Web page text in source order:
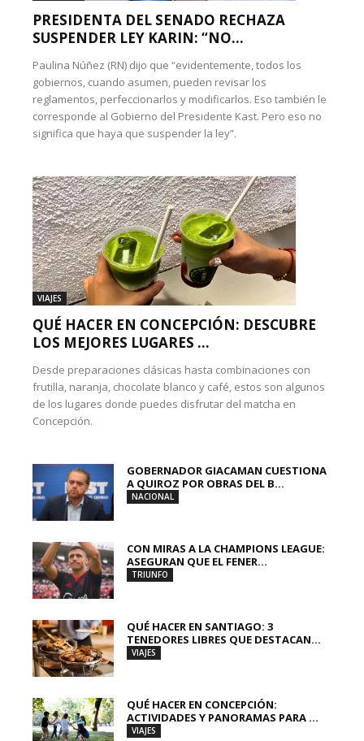
PRESIDENTA DEL SENADO RECHAZA
SUSPENDER LEY KARIN: “NO...
Paulina Núñez (RN) dijo que “evidentemente, todos los
gobiernos, cuando asumen, pueden revisar los
reglamentos, perfeccionarlos y modificarlos. Eso también le
corresponde al Gobierno del Presidente Kast. Pero eso no
significa que haya que suspender la ley”.
VIAJES
QUÉ HACER EN CONCEPCIÓN: DESCUBRE
LOS MEJORES LUGARES ...
Desde preparaciones clásicas hasta combinaciones con
frutilla, naranja, chocolate blanco y café, estos son algunos
de los lugares donde puedes disfrutar del matcha en
Concepción.
GOBERNADOR GIACAMAN CUESTIONA
A QUIROZ POR OBRAS DEL B...
NACIONAL
CON MIRAS A LA CHAMPIONS LEAGUE:
ASEGURAN QUE EL FENER...
TRIUNFO
QUÉ HACER EN SANTIAGO: 3
TENEDORES LIBRES QUE DESTACAN...
VIAJES
QUÉ HACER EN CONCEPCIÓN:
ACTIVIDADES Y PANORAMAS PARA ...
VIAJES